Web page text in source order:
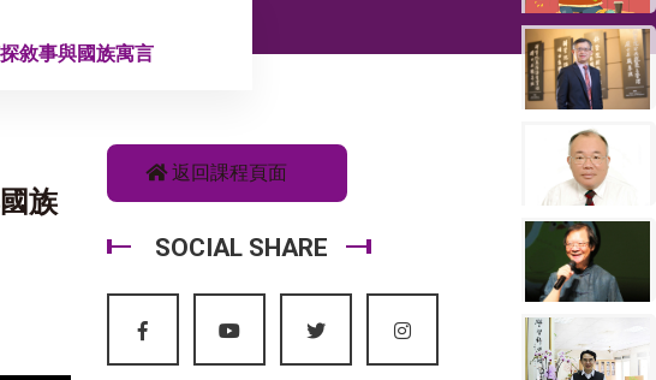
敘事與國族寓言
族
返回課程頁面
SOCIAL SHARE